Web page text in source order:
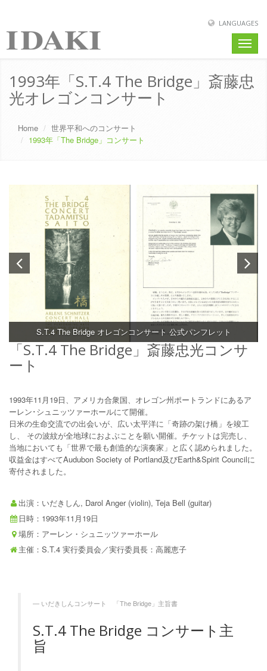
LANGUAGES
Toggle
1993年「S.T.4 The Bridge」斎藤忠
光オレゴンコンサート
Home
世界平和へのコンサート
1993年「The Bridge」コンサート
S.T.4 The Bridge オレゴンコンサート 公式パンフレット
「S.T.4 The Bridge」斎藤忠光コンサ
ート
1993年11月19日、アメリカ合衆国、オレゴン州ポートランドにあるア
ーレン･シュニッツァーホールにて開催。
日米の生命交流での出会いが、広い太平洋に「奇跡の架け橋」を竣工
し、 その波紋が全地球におよぶことを願い開催。チケットは完売し、
当地においても「世界で最も創造的な演奏家」と広く認められました。
収益金はすべてAudubon Society of Portland及びEarth&Spirit Councilに
寄付されました。
出演：いだきしん, Darol Anger (violin), Teja Bell (guitar)
日時：1993年11月19日
場所：アーレン・シュニッツァーホール
主催：S.T.4 実行委員会／実行委員長：高麗恵子
いだきしんコンサート 「The Bridge」主旨書
S.T.4 The Bridge コンサート主
旨